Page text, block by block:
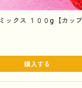
ックス １００g【カッ
購入する